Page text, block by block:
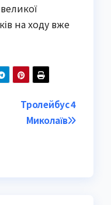
на ходу вже
Тролейбус 4
Миколаїв